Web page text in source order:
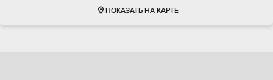
ПОКАЗАТЬ НА КАРТЕ